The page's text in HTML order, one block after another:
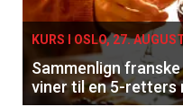
KURS I OSLO, 27.
Sammenlign
viner til en 5-retters